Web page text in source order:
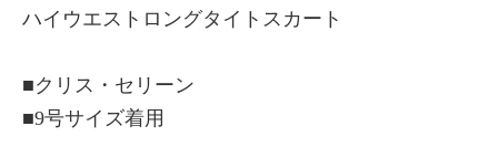
ハイウエストロングタイトスカート
■クリス・セリーン
■9号サイズ着用